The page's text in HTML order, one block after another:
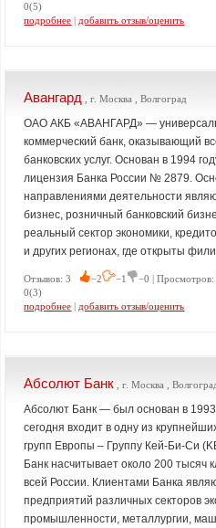
0(5)
подробнее | добавить отзыв/оценить
Авангард , г. Москва , Волгоград
ОАО АКБ «АВАНГАРД» —
коммерческий банк, оказывающий
банковских услуг. Основан в 1994
лицензия Банка России № 2879.
направлениями деятельности
бизнес, розничный банковский
реальный сектор экономики,
и других регионах, где открыты
Отзывов: 3 −2 −1
−0 | Просмотров:
0(3)
подробнее | добавить отзыв/оценить
Абсолют Банк , г. Москва ,
Абсолют Банк — был основан в 1993
сегодня входит в одну из
групп Европы – Группу Кей-Би-Си
Банк насчитывает около 200 тысяч
всей России. Клиентами Банка
предприятий различных секторов
промышленности, металлургии,